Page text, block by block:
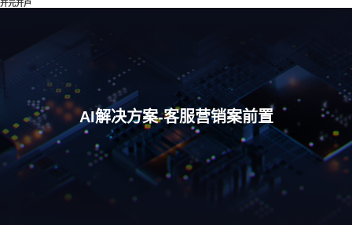
开元开户
AI解决方案-客服营销案前置